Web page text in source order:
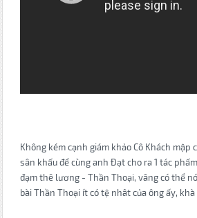
Không kém cạnh giám khảo Cô Khách mập
sân khấu để cùng anh Đạt cho ra 1 tác
đạm thê lương - Thần Thoại, vâng có thể
bài Thần Thoại ít có tệ nhât của ông ấy, khà